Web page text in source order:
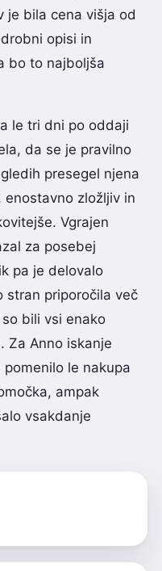
je bila cena višja od
opisi in
bo to najboljša
le tri dni po oddaji
da se je pravilno
presegel njena
enostavno zložljiv in
Vgrajen
za posebej
pa je delovalo
stran priporočila več
bili vsi enako
Za Anno iskanje
pomenilo le nakupa
ampak
vsakdanje